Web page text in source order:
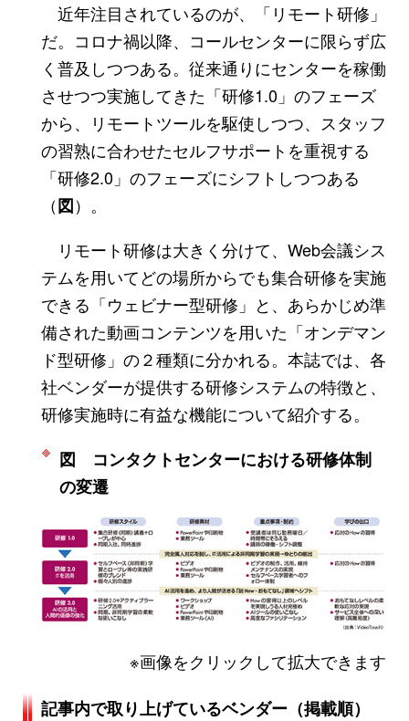
近年注目されているのが、「リモート研修」
だ。コロナ禍以降、コールセンターに限らず広
く普及しつつある。従来通りにセンターを稼働
させつつ実施してきた「研修1.0」のフェーズ
から、リモートツールを駆使しつつ、スタッフ
の習熟に合わせたセルフサポートを重視する
「研修2.0」のフェーズにシフトしつつある
（図）。
リモート研修は大きく分けて、Web会議シス
テムを用いてどの場所からでも集合研修を実施
できる「ウェビナー型研修」と、あらかじめ準
備された動画コンテンツを用いた「オンデマン
ド型研修」の２種類に分かれる。本誌では、各
社ベンダーが提供する研修システムの特徴と、
研修実施時に有益な機能について紹介する。
図 コンタクトセンターにおける研修体制
の変遷
※画像をクリックして拡大できます
記事内で取り上げているベンダー（掲載順）